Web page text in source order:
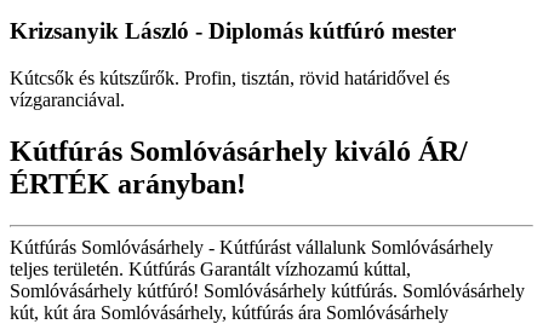
Krizsanyik László - Diplomás kútfúró mester
Kútcsők és kútszűrők. Profin, tisztán, rövid határidővel és
vízgaranciával.
Kútfúrás Somlóvásárhely kiváló ÁR/
ÉRTÉK arányban!
Kútfúrás Somlóvásárhely - Kútfúrást vállalunk Somlóvásárhely
teljes területén. Kútfúrás Garantált vízhozamú kúttal,
Somlóvásárhely kútfúró! Somlóvásárhely kútfúrás. Somlóvásárhely
kút, kút ára Somlóvásárhely, kútfúrás ára Somlóvásárhely